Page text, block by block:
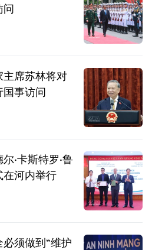
问
席苏林将对
事访问
·卡斯特罗·鲁
河内举行
须做到“维护